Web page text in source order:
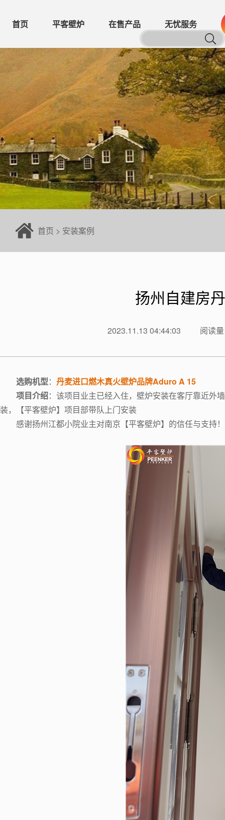
首页 平客壁炉 在售产品 无忧服务
首页 > 安装案例
扬州自建房
2023.11.13 04:44:03 阅读
选购机型： 丹麦进口燃木真火壁炉品牌Aduro A 15
项目介绍：该项目业主已经入住，壁炉安装在客厅靠近外
装，【平客壁炉】项目部带队上门安装
感谢扬州江都小院业主对南京【平客壁炉】的信任与支持！